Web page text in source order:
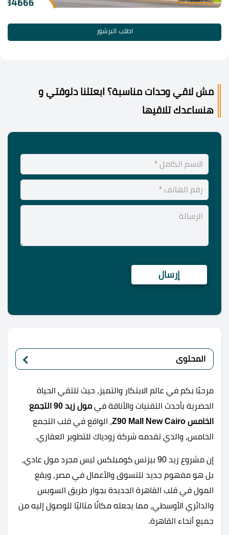
اطلب البرشور
مش لاقي وحدات مناسبة؟ ابعتلنا دلوقتي و
هنساعدك تلاقيها
المحتوى
مرحبًا بكم في عالم الابتكار والتميز، حيث تلتقي الحياة
الحضرية بأحدث التقنيات والأناقة في
مول زيد 90 التجمع
الخامس Z90 Mall New Cairo
، الواقع في قلب التجمع
الخامس، والذي تقدمه شركة زودياك للتطوير العقاري.
إن مشروع زيد 90 بيزنس كومبلكس ليس مجرد مول عادي،
بل هو مفهوم جديد للتسوق والأعمال في مصر، ويقع
المول في قلب القاهرة الجديدة بجوار طريق السويس
والدائري الأوسطي، مما يجعله مكانًا مثاليًا للوصول إليه من
جميع أنحاء القاهرة.